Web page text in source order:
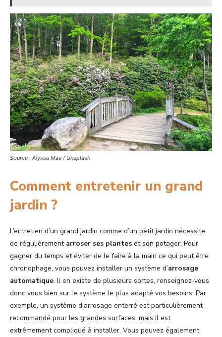
Source : Alyssa Mae / Unsplash
Comment entretenir un grand
jardin ?
L’entretien d’un grand jardin comme d’un petit jardin nécessite
de régulièrement arroser ses plantes et son potager. Pour
gagner du temps et éviter de le faire à la main ce qui peut être
chronophage, vous pouvez installer un système d’arrosage
automatique. Il en existe de plusieurs sortes, renseignez-vous
donc vous bien sur le système le plus adapté vos besoins. Par
exemple, un système d’arrosage enterré est particulièrement
recommandé pour les grandes surfaces, mais il est
extrêmement compliqué à installer. Vous pouvez également